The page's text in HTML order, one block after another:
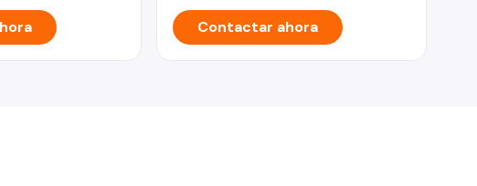
Contactar ahora